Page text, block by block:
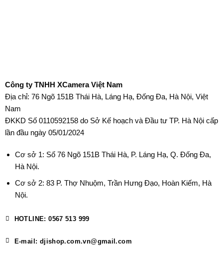
Công ty TNHH XCamera Việt Nam
Địa chỉ: 76 Ngõ 151B Thái Hà, Láng Hạ, Đống Đa, Hà Nội, Việt
Nam
ĐKKD Số 0110592158 do Sở Kế hoạch và Đầu tư TP. Hà Nội cấp
lần đầu ngày 05/01/2024
Cơ sở 1: Số 76 Ngõ 151B Thái Hà, P. Láng Hạ, Q. Đống Đa,
Hà Nội.
Cơ sở 2: 83 P. Thợ Nhuộm, Trần Hưng Đạo, Hoàn Kiếm, Hà
Nội.
HOTLINE: 0567 513 999
E-mail: djishop.com.vn@gmail.com